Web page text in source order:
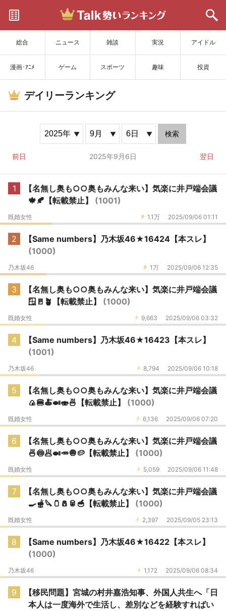
総合 ニュース 雑談 実況 アイドル
漫画･ｱﾆﾒ ゲーム スポーツ 趣味 投資
サイトを更新
デイリーランキング
検索
前日 2025年9月6日 翌日
1
【名無し奥も○○奥もみんな来い】気楽に井戸端会議
🍁🍂【転載禁止】 (1001)
1.1万 2025/09/06 01:11
既婚女性
2
【Same numbers】乃木坂46★16424【本スレ】
(1000)
1万 2025/09/06 12:35
乃木坂46
3
【名無し奥も○○奥もみんな来い】気楽に井戸端会議
🪟🚪🪴【転載禁止】 (1000)
9,663 2025/09/06 03:32
既婚女性
4
【Same numbers】乃木坂46★16423【本スレ】
(1001)
8,794 2025/09/06 10:18
乃木坂46
5
【名無し奥も○○奥もみんな来い】気楽に井戸端会議
🍙🍔🍝🍛🍣🍜【転載禁止】 (1000)
6,136 2025/09/06 07:20
既婚女性
6
【名無し奥も○○奥もみんな来い】気楽に井戸端会議
🍜🍥🥟🍛🥕🧅🥔【転載禁止】 (1000)
5,059 2025/09/06 11:48
既婚女性
7
【名無し奥も○○奥もみんな来い】気楽に井戸端会議
🍳🫕🔪🫙🧂🥫🥣【転載禁止】 (1000)
2,397 2025/09/05 23:13
既婚女性
8
【Same numbers】乃木坂46★16422【本スレ】
(1000)
1,172 2025/09/06 08:34
乃木坂46
9
【移民問題】宮城の村井嘉浩知事、外国人共生へ「日
本人は一度海外で生活し、差別などを経験すればい